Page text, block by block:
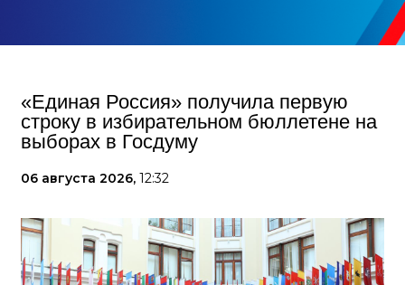
«Единая Россия» получила первую
строку в избирательном бюллетене на
выборах в Госдуму
06 августа 2026, 12:32